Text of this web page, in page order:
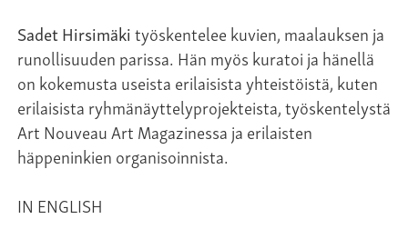
Sadet Hirsimäkityöskentelee kuvien, maalauksen ja
runollisuuden parissa. Hän myös kuratoi ja hänellä
on kokemusta useista erilaisista yhteistöistä, kuten
erilaisista ryhmänäyttelyprojekteista, työskentelystä
Art Nouveau Art Magazinessa ja erilaisten
häppeninkien organisoinnista.
IN ENGLISH